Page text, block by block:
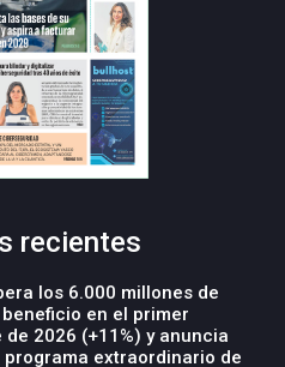
recientes
los 6.000 millones de
en el primer
de 2026 (+11%) y anuncia
programa extraordinario de